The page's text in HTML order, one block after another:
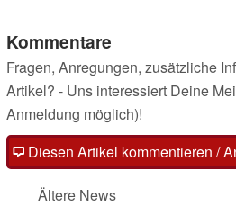
Kommentare
Fragen, Anregungen, zusätzliche
Artikel? - Uns interessiert Deine
Anmeldung möglich)!
Diesen Artikel kommentieren /
Ältere News